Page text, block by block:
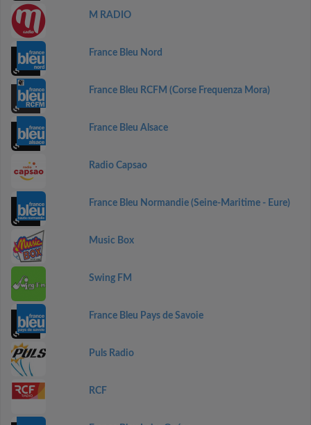
M RADIO
France Bleu Nord
France Bleu RCFM (Corse Frequenza Mora)
France Bleu Alsace
Radio Capsao
France Bleu Normandie (Seine-Maritime - Eure)
Music Box
Swing FM
France Bleu Pays de Savoie
Puls Radio
RCF